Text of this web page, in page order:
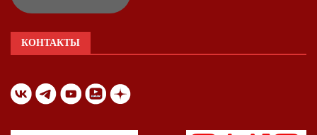
КОНТАКТЫ